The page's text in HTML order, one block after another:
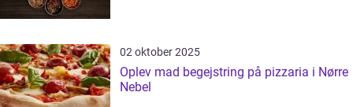
02 oktober 2025
Oplev mad begejstring på pizzaria i Nørre
Nebel